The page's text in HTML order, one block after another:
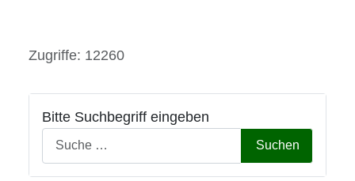
Bitte Suchbegriff eingeben
Suchen
Details
Zugriffe: 12260